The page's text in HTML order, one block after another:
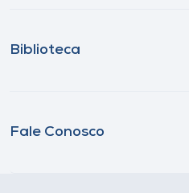
Biblioteca
Fale Conosco